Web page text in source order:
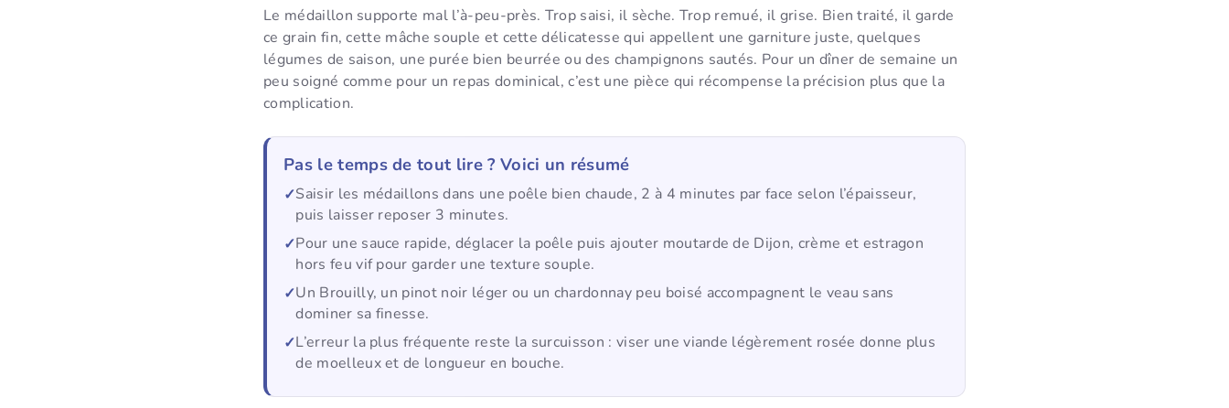
Le médaillon supporte mal l’à-peu-près. Trop saisi, il sèche. Trop remué, il grise. Bien traité, il garde
ce grain fin, cette mâche souple et cette délicatesse qui appellent une garniture juste, quelques
légumes de saison, une purée bien beurrée ou des champignons sautés. Pour un dîner de semaine un
peu soigné comme pour un repas dominical, c’est une pièce qui récompense la précision plus que la
complication.
Pas le temps de tout lire ? Voici un résumé
Saisir les médaillons dans une poêle bien chaude, 2 à 4 minutes par face selon l’épaisseur,
puis laisser reposer 3 minutes.
Pour une sauce rapide, déglacer la poêle puis ajouter moutarde de Dijon, crème et estragon
hors feu vif pour garder une texture souple.
Un Brouilly, un pinot noir léger ou un chardonnay peu boisé accompagnent le veau sans
dominer sa finesse.
L’erreur la plus fréquente reste la surcuisson : viser une viande légèrement rosée donne plus
de moelleux et de longueur en bouche.